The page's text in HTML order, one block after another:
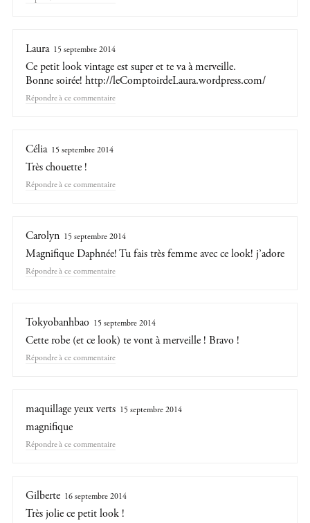
Laura 15 septembre 2014
Ce petit look vintage est super et te va à merveille.
Bonne soirée! http://leComptoirdeLaura.wordpress.com/
Répondre
Célia 15 septembre 2014
Très chouette !
Répondre
Carolyn 15 septembre 2014
Magnifique Daphnée! Tu fais très femme avec ce look! j’adore
Répondre
Tokyobanhbao 15 septembre 2014
Cette robe (et ce look) te vont à merveille ! Bravo !
Répondre
maquillage yeux verts 15 septembre 2014
magnifique
Répondre
Gilberte 16 septembre 2014
Très jolie ce petit look !